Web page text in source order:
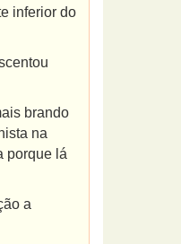
inferior do
brando
na
porque lá
a